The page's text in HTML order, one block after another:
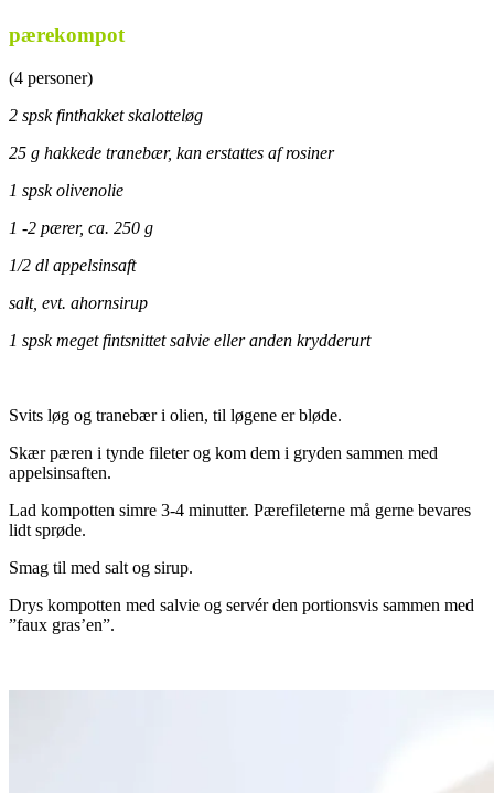
pærekompot
(4 personer)
2 spsk finthakket skalotteløg
25 g hakkede tranebær, kan erstattes af rosiner
1 spsk olivenolie
1 -2 pærer, ca. 250 g
1/2 dl appelsinsaft
salt, evt. ahornsirup
1 spsk meget fintsnittet salvie eller anden krydderurt
Svits løg og tranebær i olien, til løgene er bløde.
Skær pæren i tynde fileter og kom dem i gryden sammen med
appelsinsaften.
Lad kompotten simre 3-4 minutter. Pærefileterne må gerne bevares
lidt sprøde.
Smag til med salt og sirup.
Drys kompotten med salvie og servér den portionsvis sammen med
”faux gras’en”.